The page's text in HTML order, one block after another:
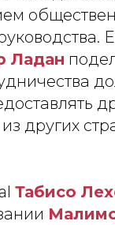
Ладан
других
Табисо